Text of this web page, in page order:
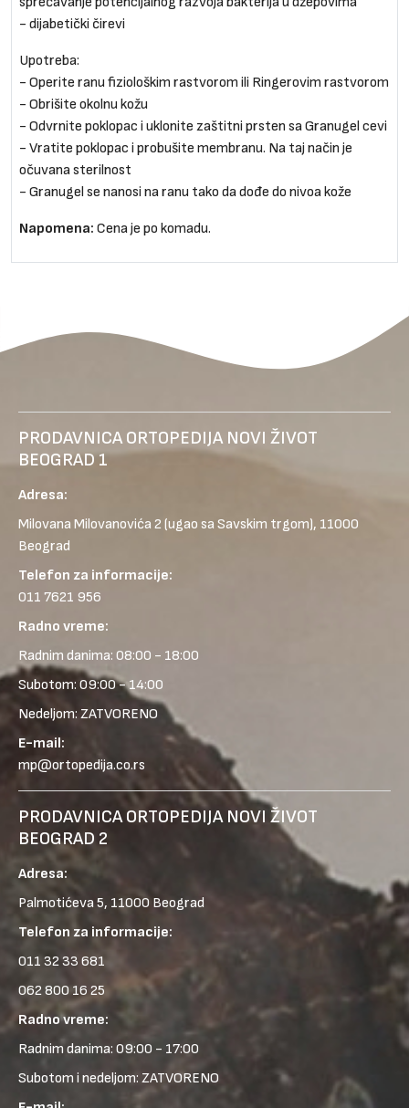
- dijabetički čirevi
Upotreba:
- Operite ranu fiziološkim rastvorom ili Ringerovim rastvorom
- Obrišite okolnu kožu
- Odvrnite poklopac i uklonite zaštitni prsten sa Granugel cevi
- Vratite poklopac i probušite membranu. Na taj način je
očuvana sterilnost
- Granugel se nanosi na ranu tako da dođe do nivoa kože
Napomena: Cena je po komadu.
PRODAVNICA ORTOPEDIJA NOVI ŽIVOT
BEOGRAD 1
Adresa:
Milovana Milovanovića 2 (ugao sa Savskim trgom), 11000
Beograd
Telefon za informacije:
011 7621 956
Radno vreme:
Radnim danima: 08:00 - 18:00
Subotom: 09:00 - 14:00
Nedeljom: ZATVORENO
E-mail:
mp@ortopedija.co.rs
PRODAVNICA ORTOPEDIJA NOVI ŽIVOT
BEOGRAD 2
Adresa:
Palmotićeva 5, 11000 Beograd
Telefon za informacije:
011 32 33 681
062 800 16 25
Radno vreme:
Radnim danima: 09:00 - 17:00
Subotom i nedeljom: ZATVORENO